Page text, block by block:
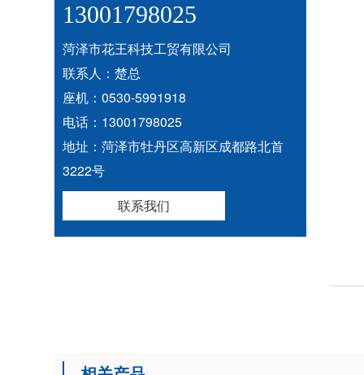
13001798025
菏泽市花王科技工贸有限公司
联系人：楚总
座机：0530-5991918
电话：13001798025
地址：菏泽市牡丹区高新区成都路北首
3222号
联系我们